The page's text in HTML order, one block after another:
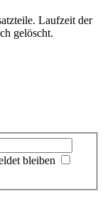
Laufzeit der
gelöscht.
bleiben